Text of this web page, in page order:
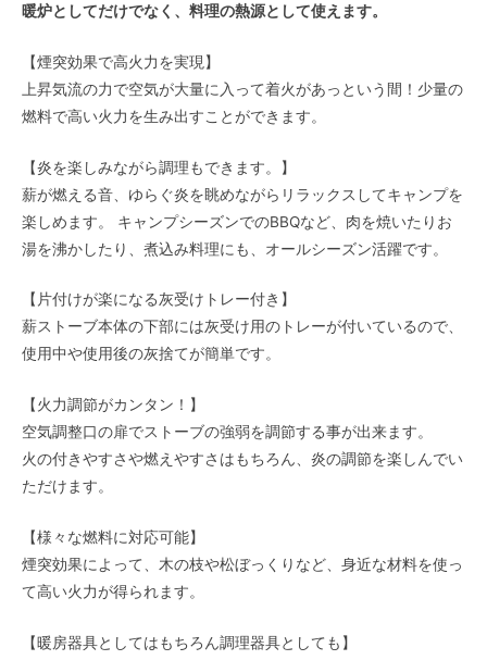
暖炉としてだけでなく、料理の熱源として使えます。
【煙突効果で高火力を実現】
上昇気流の力で空気が大量に入って着火があっという間！少量の
燃料で高い火力を生み出すことができます。
【炎を楽しみながら調理もできます。】
薪が燃える音、ゆらぐ炎を眺めながらリラックスしてキャンプを
楽しめます。 キャンプシーズンでのBBQなど、肉を焼いたりお
湯を沸かしたり、煮込み料理にも、オールシーズン活躍です。
【片付けが楽になる灰受けトレー付き】
薪ストーブ本体の下部には灰受け用のトレーが付いているので、
使用中や使用後の灰捨てが簡単です。
【火力調節がカンタン！】
空気調整口の扉でストーブの強弱を調節する事が出来ます。
火の付きやすさや燃えやすさはもちろん、炎の調節を楽しんでい
ただけます。
【様々な燃料に対応可能】
煙突効果によって、木の枝や松ぼっくりなど、身近な材料を使っ
て高い火力が得られます。
【暖房器具としてはもちろん調理器具としても】